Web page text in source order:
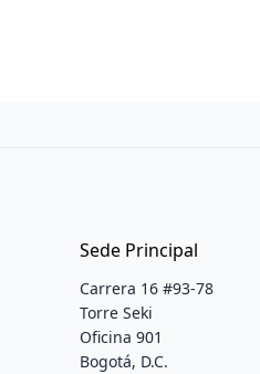
Sede Principal
Carrera 16 #93-78
Torre Seki
Oficina 901
Bogotá, D.C.